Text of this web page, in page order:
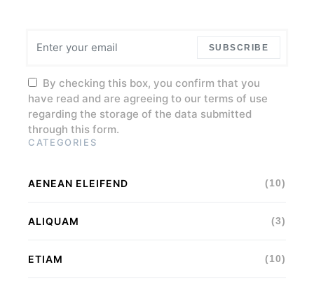
SUBSCRIBE
By checking this box, you confirm that you
have read and are agreeing to our terms of use
regarding the storage of the data submitted
through this form.
CATEGORIES
AENEAN ELEIFEND (10)
ALIQUAM (3)
ETIAM (10)